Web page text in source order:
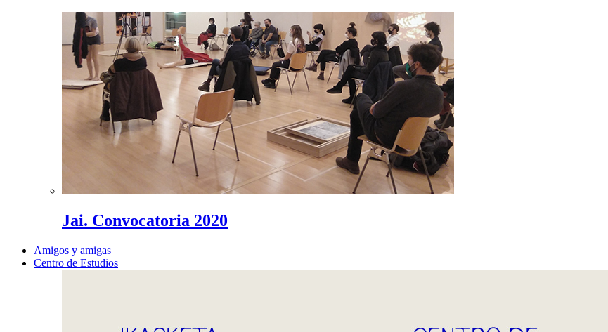
Jai. Convocatoria 2020
Amigos y amigas
Centro de Estudios